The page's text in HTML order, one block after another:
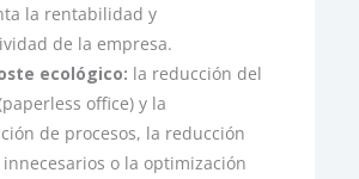
la rentabilidad y
de la empresa.
ecológico: la reducción del
office) y la
de procesos, la reducción
innecesarios o la optimización